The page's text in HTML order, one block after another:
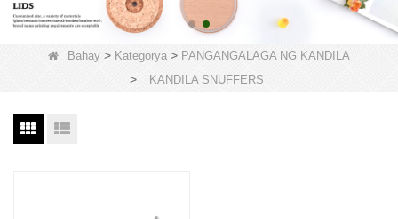
Bahay > Kategorya > PANGANGALAGA NG KANDILA
> KANDILA SNUFFERS